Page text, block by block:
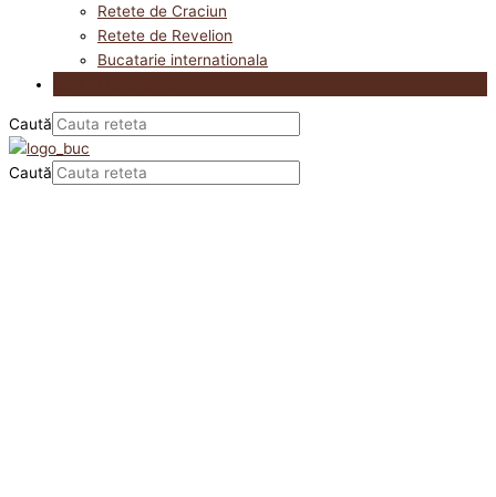
Retete de Craciun
Retete de Revelion
Bucatarie internationala
Caută
Caută